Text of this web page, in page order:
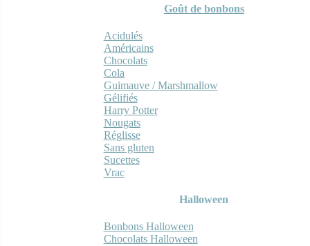
Goût de bonbons
Acidulés
Américains
Chocolats
Cola
Guimauve / Marshmallow
Gélifiés
Harry Potter
Nougats
Réglisse
Sans gluten
Sucettes
Vrac
Halloween
Bonbons Halloween
Chocolats Halloween